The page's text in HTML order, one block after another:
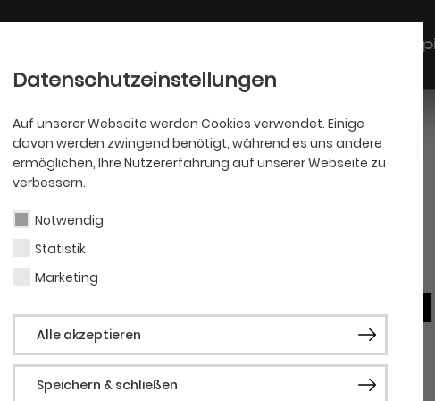
Datenschutzeinstellungen
Auf unserer Webseite werden Cookies verwendet. Einige
davon werden zwingend benötigt, während es uns andere
ermöglichen, Ihre Nutzererfahrung auf unserer Webseite zu
verbessern.
Notwendig
Statistik
Marketing
Alle akzeptieren
Speichern & schließen
Doyle